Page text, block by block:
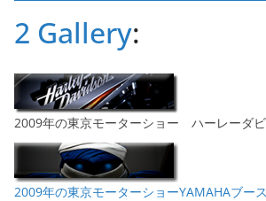
2 Gallery:
2009年の東京モーターショー ハーレーダ
2009年の東京モーターショーYAMAHAブー